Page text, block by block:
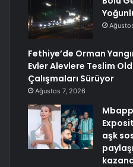
Fethiye’de Orman
Evler Alevlere Teslim
Çalışmaları Sürüyor
Ağustos 7, 2026
aşk